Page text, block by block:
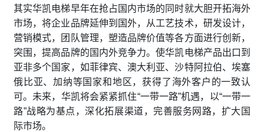
其实华凯电梯早年在抢占国内市场的同时就大胆开拓海外
市场，将企业品牌延伸到国外，从工艺技术，研发设计，
营销模式，团队管理，塑造品牌价值等各方面进行创新，
突围，提高品牌的国内外竞争力。使华凯电梯产品出口到
亚非多个国家，如菲律宾、澳大利亚、沙特阿拉伯、埃塞
俄比亚、加纳等国家和地区，获得了海外客户的一致认
可。未来，华凯将会紧紧抓住“一带一路”机遇，以“一带一
路”战略为基点，深化拓展渠道，完善服务网路，扩大国
际市场。